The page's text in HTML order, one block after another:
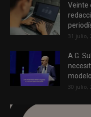
Veinte
31 julio,
A.G.
30 julio,